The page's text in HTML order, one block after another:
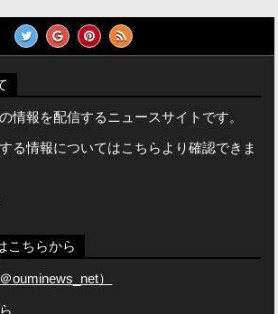
情報を配信するニュースサイトです。
る情報についてはこちらより確認できま
こちらから
ouminews_net）